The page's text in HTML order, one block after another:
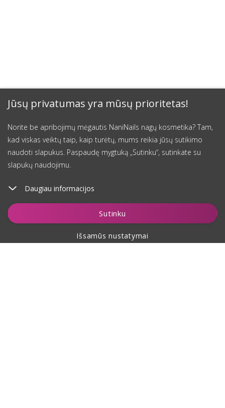
Jūsų privatumas yra mūsų prioritetas!
Norite be apribojimų mėgautis NaniNails nagų kosmetika? Tam,
kad viskas veiktų taip, kaip turėtų, mums reikia jūsų sutikimo
naudoti slapukus. Paspaudę mygtuką „Sutinku“, sutinkate su
slapukų naudojimu.
Daugiau informacijos
Sutinku
Išsamūs nustatymai
Stebėti